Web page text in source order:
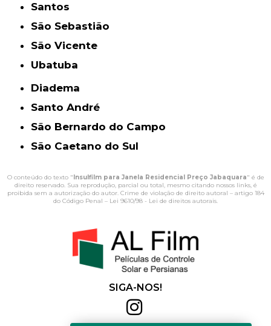
Santos
São Sebastião
São Vicente
Ubatuba
Diadema
Santo André
São Bernardo do Campo
São Caetano do Sul
O conteúdo do texto " Insulfilm para Janela Residencial Preço Jabaquara" é de
direito reservado. Sua reprodução, parcial ou total, mesmo citando nossos links, é
proibida sem a autorização do autor. Crime de violação de direito autoral – artigo 184
do Código Penal – Lei 9610/98 - Lei de direitos autorais.
SIGA-NOS!